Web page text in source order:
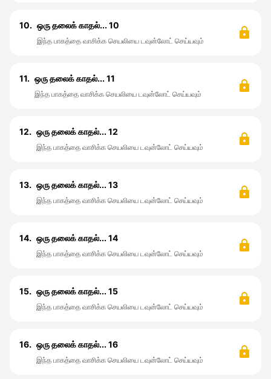
10. ஒரு தலைக் காதல்... 10
இந்த பாகத்தை வாசிக்க செயலியை டவுன்லோட் செய்யவும்
11. ஒரு தலைக் காதல்... 11
இந்த பாகத்தை வாசிக்க செயலியை டவுன்லோட் செய்யவும்
12. ஒரு தலைக் காதல்... 12
இந்த பாகத்தை வாசிக்க செயலியை டவுன்லோட் செய்யவும்
13. ஒரு தலைக் காதல்... 13
இந்த பாகத்தை வாசிக்க செயலியை டவுன்லோட் செய்யவும்
14. ஒரு தலைக் காதல்... 14
இந்த பாகத்தை வாசிக்க செயலியை டவுன்லோட் செய்யவும்
15. ஒரு தலைக் காதல்... 15
இந்த பாகத்தை வாசிக்க செயலியை டவுன்லோட் செய்யவும்
16. ஒரு தலைக் காதல்... 16
இந்த பாகத்தை வாசிக்க செயலியை டவுன்லோட் செய்யவும்